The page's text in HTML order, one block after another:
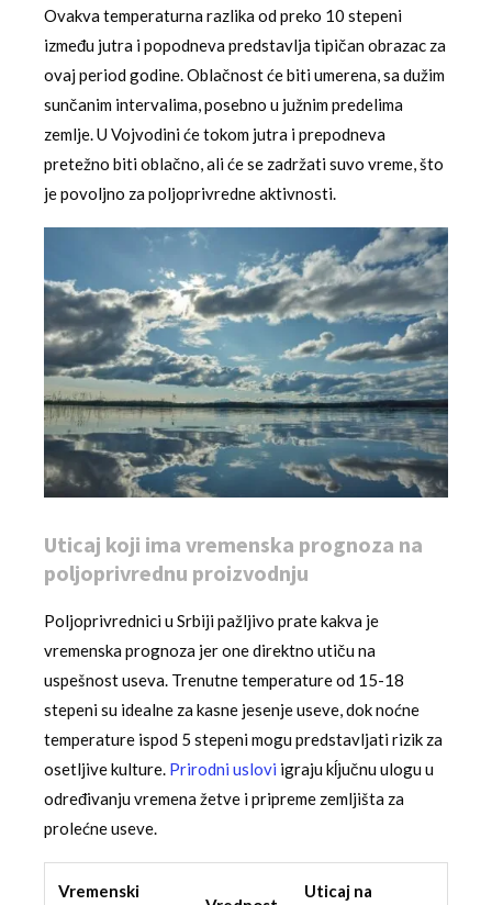
Ovakva temperaturna razlika od preko 10 stepeni
između jutra i popodneva predstavlja tipičan obrazac za
ovaj period godine. Oblačnost će biti umerena, sa dužim
sunčanim intervalima, posebno u južnim predelima
zemlje. U Vojvodini će tokom jutra i prepodneva
pretežno biti oblačno, ali će se zadržati suvo vreme, što
je povoljno za poljoprivredne aktivnosti.
Uticaj koji ima vremenska prognoza na
poljoprivrednu proizvodnju
Poljoprivrednici u Srbiji pažljivo prate kakva je
vremenska prognoza jer one direktno utiču na
uspešnost useva. Trenutne temperature od 15-18
stepeni su idealne za kasne jesenje useve, dok noćne
temperature ispod 5 stepeni mogu predstavljati rizik za
osetljive kulture. Prirodni uslovi igraju kĺjučnu ulogu u
određivanju vremena žetve i pripreme zemljišta za
prolećne useve.
Vremenski Uticaj na